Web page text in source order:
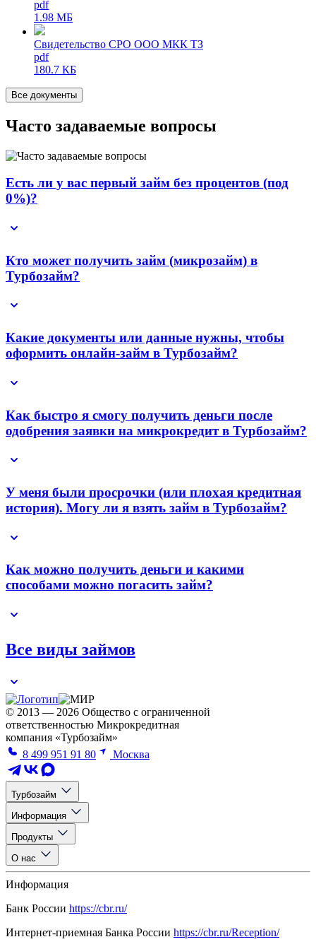
pdf
1.98 МБ
Свидетельство СРО ООО МКК ТЗ
pdf
180.7 КБ
Все документы
Часто задаваемые вопросы
Есть ли у вас первый займ без процентов (под
0%)?
Кто может получить займ (микрозайм) в
Турбозайм?
Какие документы или данные нужны, чтобы
оформить онлайн-займ в Турбозайм?
Как быстро я смогу получить деньги после
одобрения заявки на микрокредит в Турбозайм?
У меня были просрочки (или плохая кредитная
история). Могу ли я взять займ в Турбозайм?
Как можно получить деньги и какими
способами можно погасить займ?
Все виды займов
© 2013 — 2026 Общество с ограниченной
ответственностью Микрокредитная
компания «Турбозайм»
8 499 951 91 80
Москва
Турбозайм
Информация
Продукты
О нас
Информация
Банк России https://cbr.ru/
Интернет-приемная Банка России https://cbr.ru/Reception/